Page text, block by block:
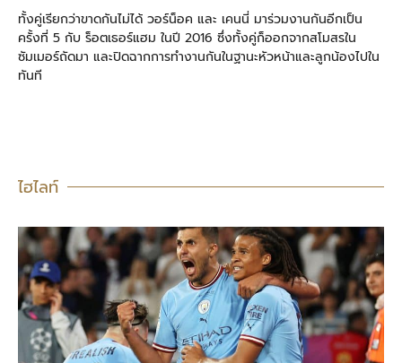
ทั้งคู่เรียกว่าขาดกันไม่ได้ วอร์น็อค และ เคนนี่ มาร่วมงานกันอีกเป็น
ครั้งที่ 5 กับ ร็อตเธอร์แฮม ในปี 2016 ซึ่งทั้งคู่ก็ออกจากสโมสรใน
ซัมเมอร์ถัดมา และปิดฉากการทำงานกันในฐานะหัวหน้าและลูกน้องไปใน
ทันที
ไฮไลท์